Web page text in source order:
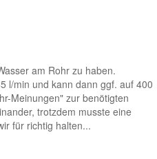
am Rohr zu haben.
l/min und kann dann ggf. auf 400
Meinungen" zur benötigten
trotzdem musste eine
für richtig halten...